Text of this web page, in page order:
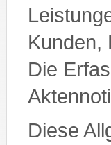
Kunden,
Die
Diese